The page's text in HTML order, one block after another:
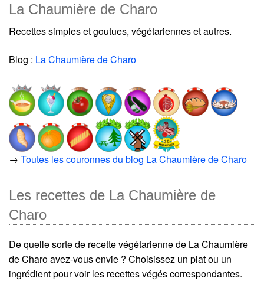
La Chaumière de Charo
Recettes simples et goutues, végétariennes et autres.
Blog : La Chaumière de Charo
→ Toutes les couronnes du blog La Chaumière de Charo
Les recettes de La Chaumière de
Charo
De quelle sorte de recette végétarienne de La Chaumière
de Charo avez-vous envie ? Choisissez un plat ou un
ingrédient pour voir les recettes végés correspondantes.